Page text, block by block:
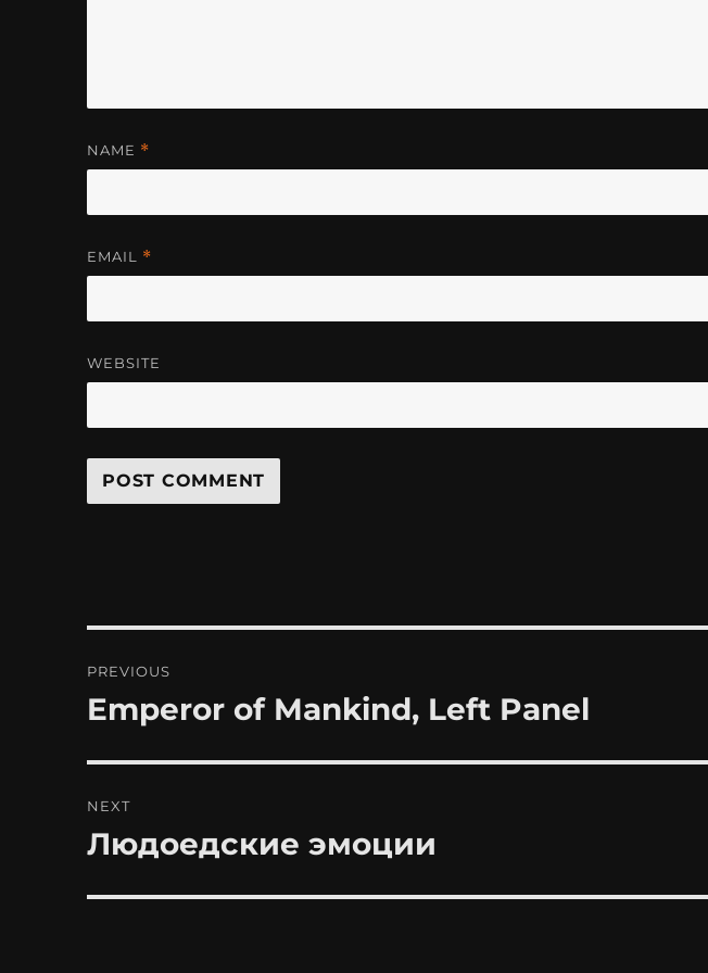
NAME *
EMAIL *
WEBSITE
navigation
PREVIOUS
Previous
Emperor of Mankind, Left Panel
NEXT
Next
Людоедские эмоции